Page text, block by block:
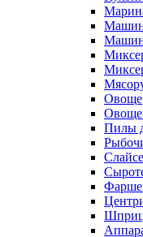
Пилы